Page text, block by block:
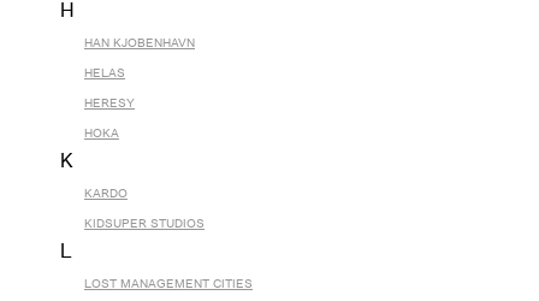
H
HAN KJOBENHAVN
HELAS
HERESY
HOKA
K
KARDO
KIDSUPER STUDIOS
L
LOST MANAGEMENT CITIES